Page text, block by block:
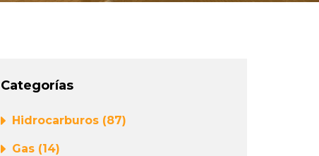
Categorías
Hidrocarburos (87)
Gas (14)